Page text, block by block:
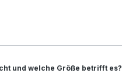
und welche Größe betrifft es?